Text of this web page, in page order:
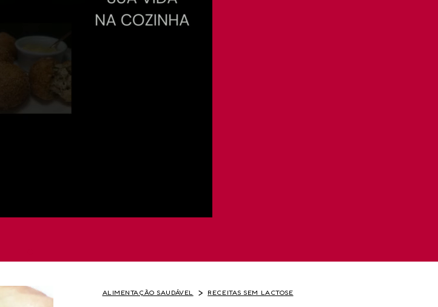
ALIMENTAÇÃO SAUDÁVEL RECEITAS SEM LACTOSE